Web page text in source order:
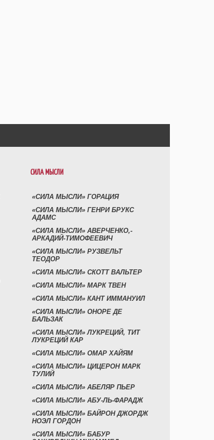
СИЛА МЫСЛИ
«СИЛА МЫСЛИ» ГОРАЦИЯ
«СИЛА МЫСЛИ» ГЕНРИ БРУКС
АДАМС
«СИЛА МЫСЛИ» АВЕРЧЕНКО,-
АРКАДИЙ-ТИМОФЕЕВИЧ
«СИЛА МЫСЛИ» РУЗВЕЛЬТ
ТЕОДОР
«СИЛА МЫСЛИ» СКОТТ ВАЛЬТЕР
«СИЛА МЫСЛИ» МАРК ТВЕН
«СИЛА МЫСЛИ» КАНТ ИММАНУИЛ
«СИЛА МЫСЛИ» ОНОРЕ ДЕ
БАЛЬЗАК
«СИЛА МЫСЛИ» ЛУКРЕЦИЙ, ТИТ
ЛУКРЕЦИЙ КАР
«СИЛА МЫСЛИ» ОМАР ХАЙЯМ
«СИЛА МЫСЛИ» ЦИЦЕРОН МАРК
ТУЛИЙ
«СИЛА МЫСЛИ» АБЕЛЯР ПЬЕР
«СИЛА МЫСЛИ» АБУ-ЛЬ-ФАРАДЖ
«СИЛА МЫСЛИ» БАЙРОН ДЖОРДЖ
НОЭЛ ГОРДОН
«СИЛА МЫСЛИ» БАБУР